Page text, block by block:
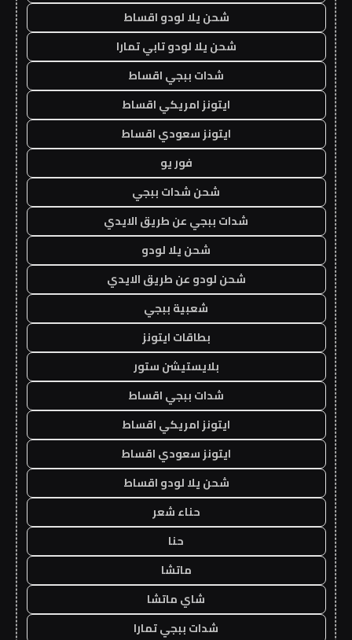
شحن يلا لودو اقساط
شحن يلا لودو تابي تمارا
شدات ببجي اقساط
ايتونز امريكي اقساط
ايتونز سعودي اقساط
فور يو
شحن شدات ببجي
شدات ببجي عن طريق الايدي
شحن يلا لودو
شحن لودو عن طريق الايدي
شعبية ببجي
بطاقات ايتونز
بلايستيشن ستور
شدات ببجي اقساط
ايتونز امريكي اقساط
ايتونز سعودي اقساط
شحن يلا لودو اقساط
حناء شعر
حنا
ماتشا
شاي ماتشا
شدات ببجي تمارا